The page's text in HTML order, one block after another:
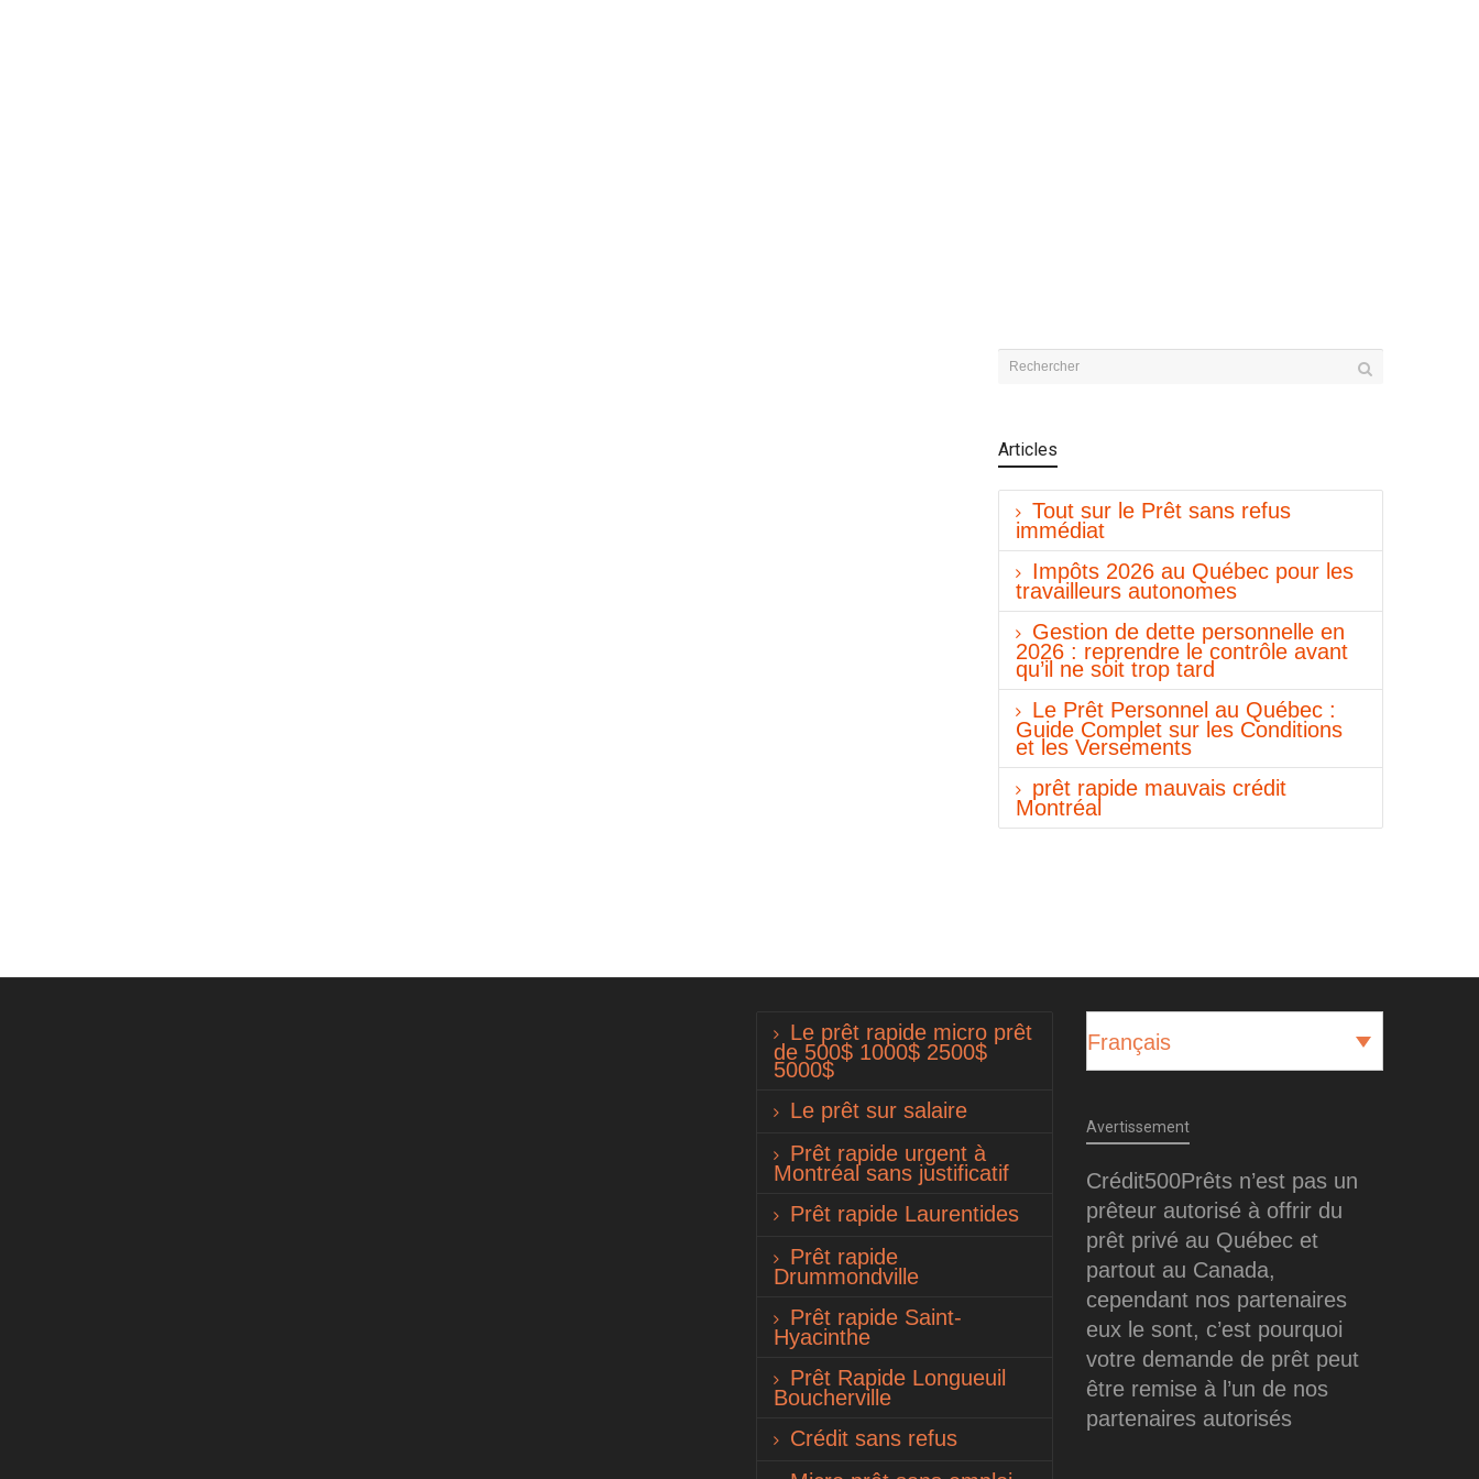
Articles
Tout sur le Prêt sans refus
immédiat
Impôts 2026 au Québec pour les
travailleurs autonomes
Gestion de dette personnelle en
2026 : reprendre le contrôle avant
qu’il ne soit trop tard
Le Prêt Personnel au Québec :
Guide Complet sur les Conditions
et les Versements
prêt rapide mauvais crédit
Montréal
Le prêt rapide micro prêt
de 500$ 1000$ 2500$
5000$
Le prêt sur salaire
Prêt rapide urgent à
Montréal sans justificatif
Prêt rapide Laurentides
Prêt rapide
Drummondville
Prêt rapide Saint-
Hyacinthe
Prêt Rapide Longueuil
Boucherville
Crédit sans refus
Français
Avertissement
Crédit500Prêts n’est pas un
prêteur autorisé à offrir du
prêt privé au Québec et
partout au Canada,
cependant nos partenaires
eux le sont, c’est pourquoi
votre demande de prêt peut
être remise à l’un de nos
partenaires autorisés